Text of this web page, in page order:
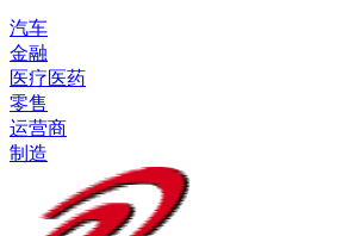
汽车
金融
医疗医药
零售
运营商
制造